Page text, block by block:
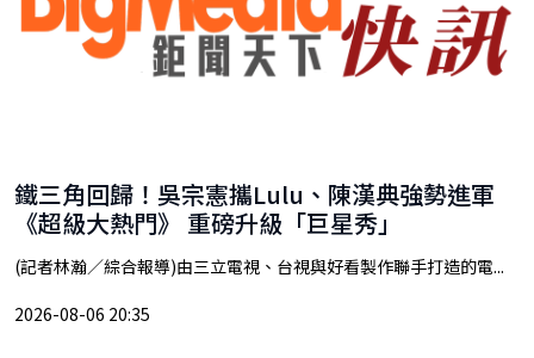
鐵三角回歸！吳宗憲攜Lulu、陳漢典強勢進軍
《超級大熱門》 重磅升級「巨星秀」
(記者林瀚／綜合報導)由三立電視、台視與好看製作聯手打造的電...
2026-08-06 20:35